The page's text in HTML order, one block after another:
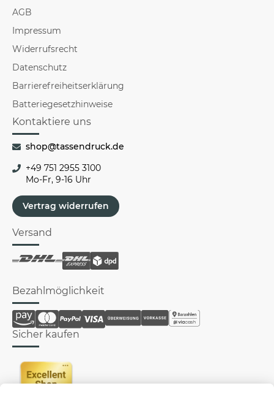
AGB
Impressum
Widerrufsrecht
Datenschutz
Barrierefreiheitserklärung
Batteriegesetzhinweise
Kontaktiere uns
shop@tassendruck.de
+49 751 2955 3100
Mo-Fr, 9-16 Uhr
Vertrag widerrufen
Versand
Bezahlmöglichkeit
Sicher kaufen